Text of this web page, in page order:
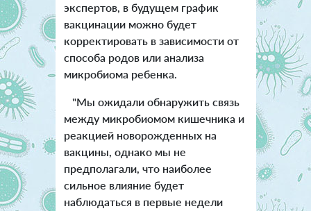
экспертов, в будущем график
вакцинации можно будет
корректировать в зависимости от
способа родов или анализа
микробиома ребенка.
"Мы ожидали обнаружить связь
между микробиомом кишечника и
реакцией новорожденных на
вакцины, однако мы не
предполагали, что наиболее
сильное влияние будет
наблюдаться в первые недели